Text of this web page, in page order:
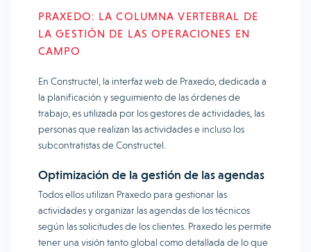
PRAXEDO: LA COLUMNA VERTEBRAL DE
LA GESTIÓN DE LAS OPERACIONES EN
CAMPO
En Constructel, la interfaz web de Praxedo, dedicada a
la planificación y seguimiento de las órdenes de
trabajo, es utilizada por los gestores de actividades, las
personas que realizan las actividades e incluso los
subcontratistas de Constructel.
Optimización de la gestión de las agendas
Todos ellos utilizan Praxedo para gestionar las
actividades y organizar las agendas de los técnicos
según las solicitudes de los clientes. Praxedo les permite
tener una visión tanto global como detallada de lo que